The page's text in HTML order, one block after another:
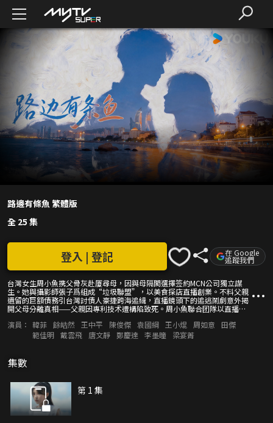
路邊有條魚 繁體版
全 25 集
台灣女生周小魚携父骨灰赴厦尋母，因與母隔閡選擇签約MCN公司獨立謀
生。她與攝影師張子爲組成“垃圾聯盟”，以美食探店直播創業。不料父親
遺留的巨額債務引台灣討債人豪捷跨海追緝，直播鏡頭下的追逃鬧劇意外揭
開父母分離真相——父親因專利技术遭構陷致死。周小魚聯合团隊以直播爲
之钟，于沙茶面的烟火氣中敲響笑泪交織的团圓終章。
登入 | 登記 在 Google
追蹤我們
演員： 韓菲 餘皓然 王中平 陳俊傑 袁國綱 王小焜 周如意
田傑
範佳明 戴雲飛 唐文靜 鄭慶達 李墨曈 梁宴菁
集數
第 1 集